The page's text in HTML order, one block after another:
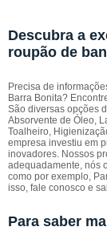
Descubra a
roupão de
Precisa de
Barra Bonita?
São diversas opções
Absorvente de Óleo,
Toalheiro,
empresa investiu em
inovadores. Nossos
adequadamente, nós
como por exemplo,
isso, fale conosco e
Para saber